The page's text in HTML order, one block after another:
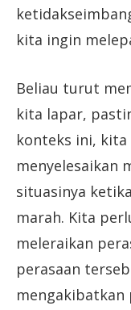
kita ingin
Beliau turut
kita lapar,
konteks ini,
menyelesaikan
situasinya
marah. Kita
meleraikan
perasaan
mengakibatkan